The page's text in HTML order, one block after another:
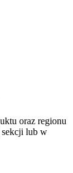
oraz regionu
sekcji lub w